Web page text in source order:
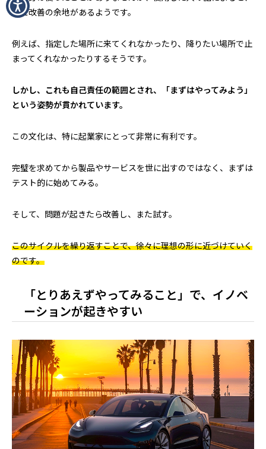
まだ改善の余地があるようです。
例えば、指定した場所に来てくれなかったり、降りたい場所で止
まってくれなかったりするそうです。
しかし、これも自己責任の範囲とされ、「まずはやってみよう」
という姿勢が貫かれています。
この文化は、特に起業家にとって非常に有利です。
完璧を求めてから製品やサービスを世に出すのではなく、まずは
テスト的に始めてみる。
そして、問題が起きたら改善し、また試す。
このサイクルを繰り返すことで、徐々に理想の形に近づけていく
のです。
「とりあえずやってみること」で、イノベ
ーションが起きやすい